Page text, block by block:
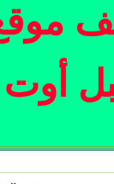
أوت 2022